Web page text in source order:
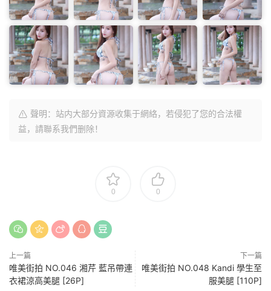
聲明：站内大部分資源收集于網絡，若侵犯了您的合法權
益，請聯系我們删除！
0 0
上一篇
唯美街拍 NO.046 湘芹 藍吊帶連
衣裙涼高美腿 [26P]
下一篇
唯美街拍 NO.048 Kandi 學生至
服美腿 [110P]